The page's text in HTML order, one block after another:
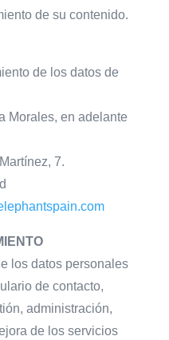
de su contenido.
de los datos de
Morales, en adelante
7.
los datos personales
de contacto,
administración,
de los servicios